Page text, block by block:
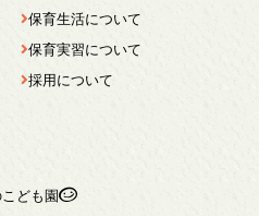
保育生活について
保育実習について
採用について
ども園